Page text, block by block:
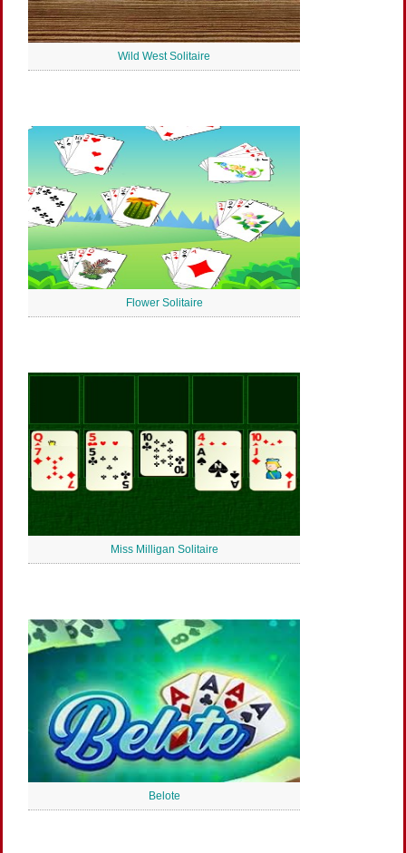
Wild West Solitaire
Flower Solitaire
Miss Milligan Solitaire
Belote